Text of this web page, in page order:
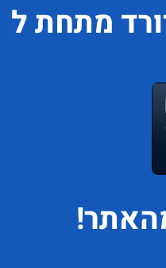
מתחת ל